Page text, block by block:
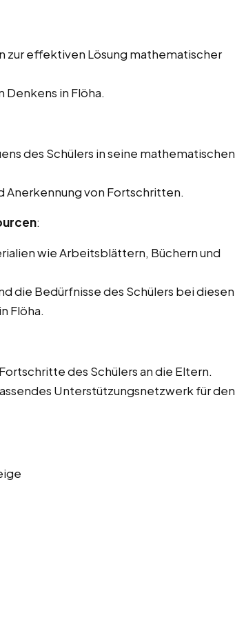
zur effektiven Lösung mathematischer
Denkens in Flöha.
des Schülers in seine mathematischen
Anerkennung von Fortschritten.
:
wie Arbeitsblättern, Büchern und
die Bedürfnisse des Schülers bei diesen
Flöha.
des Schülers an die Eltern.
Unterstützungsnetzwerk für den